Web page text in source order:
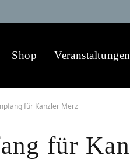
Shop Veranstaltungen
für Kanzler Merz
für